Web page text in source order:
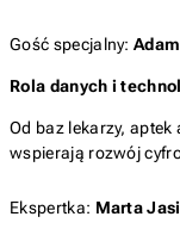
Gość specjalny:
Rola danych i
Od baz lekarzy,
wspierają rozwój
Ekspertka: Marta